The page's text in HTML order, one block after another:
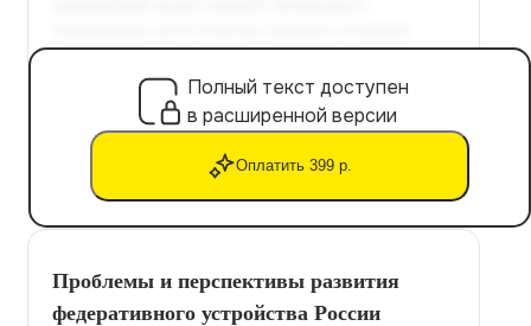
Полный текст доступен
в расширенной версии
Оплатить 399 р.
Проблемы и перспективы развития
федеративного устройства России